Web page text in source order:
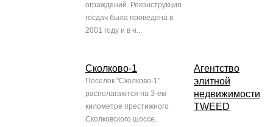
ограждений. Реконструкция
госдач была проведена в
2001 году и в н...
Сколково-1
Поселок "Сколково-1"
располагаются на 3-ем
километре престижного
Сколковского шоссе.
Агентство
элитной
недвижимости
TWEED